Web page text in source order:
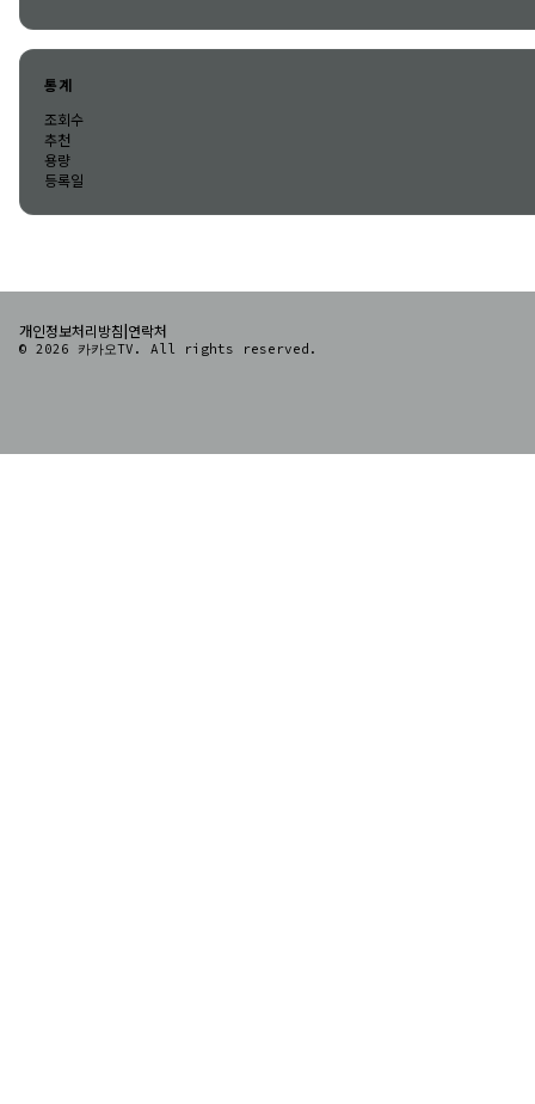
통계
조회수
추천
용량
등록일
개인정보처리방침|연락처
© 2026 카카오TV. All rights reserved.